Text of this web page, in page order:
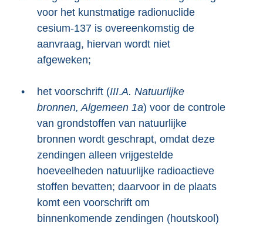
voor het kunstmatige radionuclide
cesium-137 is overeenkomstig de
aanvraag, hiervan wordt niet
afgeweken;
• het voorschrift (III.A. Natuurlijke
bronnen, Algemeen 1a) voor de controle
van grondstoffen van natuurlijke
bronnen wordt geschrapt, omdat deze
zendingen alleen vrijgestelde
hoeveelheden natuurlijke radioactieve
stoffen bevatten; daarvoor in de plaats
komt een voorschrift om
binnenkomende zendingen (houtskool)